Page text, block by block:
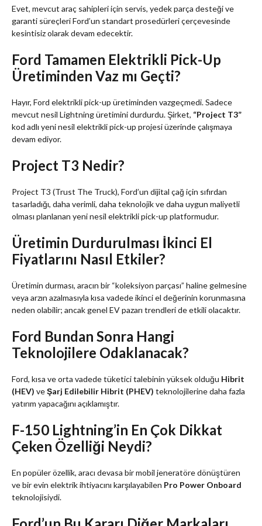
Evet, mevcut araç sahipleri için servis, yedek parça desteği ve
garanti süreçleri Ford’un standart prosedürleri çerçevesinde
kesintisiz olarak devam edecektir.
Ford Tamamen Elektrikli Pick-Up
Üretiminden Vaz mı Geçti?
Hayır, Ford elektrikli pick-up üretiminden vazgeçmedi. Sadece
mevcut nesil Lightning üretimini durdurdu. Şirket, “Project T3”
kod adlı yeni nesil elektrikli pick-up projesi üzerinde çalışmaya
devam ediyor.
Project T3 Nedir?
Project T3 (Trust The Truck), Ford’un dijital çağ için sıfırdan
tasarladığı, daha verimli, daha teknolojik ve daha uygun maliyetli
olması planlanan yeni nesil elektrikli pick-up platformudur.
Üretimin Durdurulması İkinci El
Fiyatlarını Nasıl Etkiler?
Üretimin durması, aracın bir “koleksiyon parçası” haline gelmesine
veya arzın azalmasıyla kısa vadede ikinci el değerinin korunmasına
neden olabilir; ancak genel EV pazarı trendleri de etkili olacaktır.
Ford Bundan Sonra Hangi
Teknolojilere Odaklanacak?
Ford, kısa ve orta vadede tüketici talebinin yüksek olduğu Hibrit
(HEV) veŞarj Edilebilir Hibrit (PHEV) teknolojilerine daha fazla
yatırım yapacağını açıklamıştır.
F-150 Lightning’in En Çok Dikkat
Çeken Özelliği Neydi?
En popüler özellik, aracı devasa bir mobil jeneratöre dönüştüren
ve bir evin elektrik ihtiyacını karşılayabilen Pro Power Onboard
teknolojisiydi.